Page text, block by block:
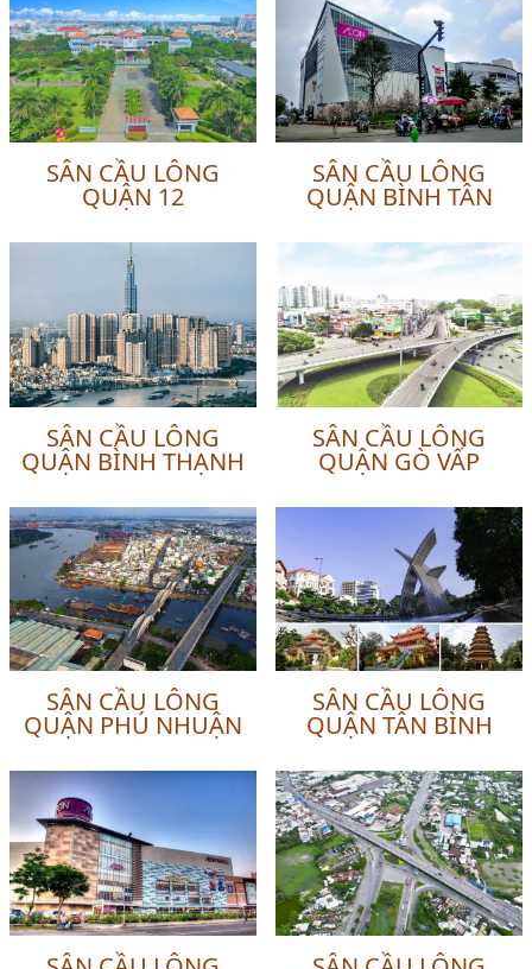
SÂN CẦU LÔNG
QUẬN 12
SÂN CẦU LÔNG
QUẬN BÌNH TÂN
SÂN CẦU LÔNG
QUẬN BÌNH THẠNH
SÂN CẦU LÔNG
QUẬN GÒ VẤP
SÂN CẦU LÔNG
QUẬN PHÚ NHUẬN
SÂN CẦU LÔNG
QUẬN TÂN BÌNH